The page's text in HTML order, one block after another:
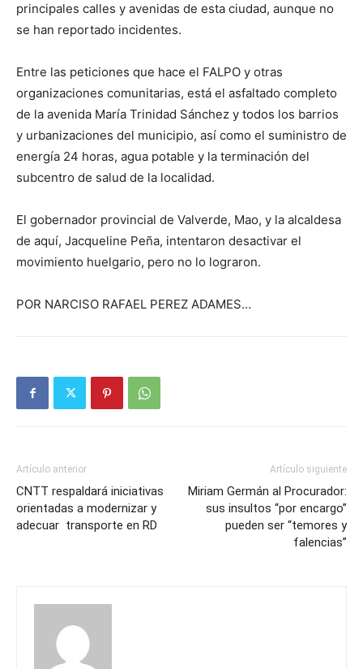
principales calles y avenidas de esta ciudad, aunque no
se han reportado incidentes.
Entre las peticiones que hace el FALPO y otras
organizaciones comunitarias, está el asfaltado completo
de la avenida María Trinidad Sánchez y todos los barrios
y urbanizaciones del municipio, así como el suministro de
energía 24 horas, agua potable y la terminación del
subcentro de salud de la localidad.
El gobernador provincial de Valverde, Mao, y la alcaldesa
de aquí, Jacqueline Peña, intentaron desactivar el
movimiento huelgario, pero no lo lograron.
POR NARCISO RAFAEL PEREZ ADAMES…
Artículo anterior
CNTT respaldará iniciativas
orientadas a modernizar y
adecuar transporte en RD
Artículo siguiente
Miriam Germán al Procurador:
sus insultos “por encargo”
pueden ser “temores y
falencias”